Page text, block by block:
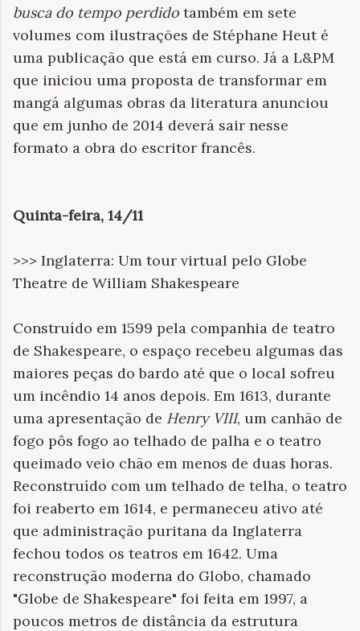
busca do tempo perdido também em sete
volumes com ilustrações de Stéphane Heut é
uma publicação que está em curso. Já a L&PM
que iniciou uma proposta de transformar em
mangá algumas obras da literatura anunciou
que em junho de 2014 deverá sair nesse
formato a obra do escritor francês.
Quinta-feira, 14/11
>>> Inglaterra: Um tour virtual pelo Globe
Theatre de William Shakespeare
Construído em 1599 pela companhia de teatro
de Shakespeare, o espaço recebeu algumas das
maiores peças do bardo até que o local sofreu
um incêndio 14 anos depois. Em 1613, durante
uma apresentação de Henry VIII, um canhão de
fogo pôs fogo ao telhado de palha e o teatro
queimado veio chão em menos de duas horas.
Reconstruído com um telhado de telha, o teatro
foi reaberto em 1614, e permaneceu ativo até
que administração puritana da Inglaterra
fechou todos os teatros em 1642. Uma
reconstrução moderna do Globo, chamado
"Globe de Shakespeare" foi feita em 1997, a
poucos metros de distância da estrutura